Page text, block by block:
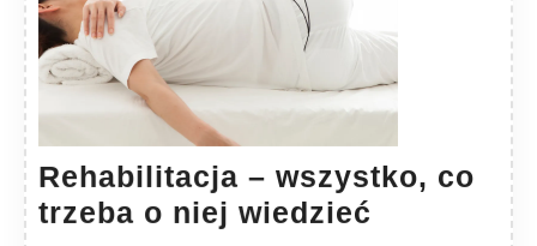
Rehabilitacja – wszystko, co
trzeba o niej wiedzieć